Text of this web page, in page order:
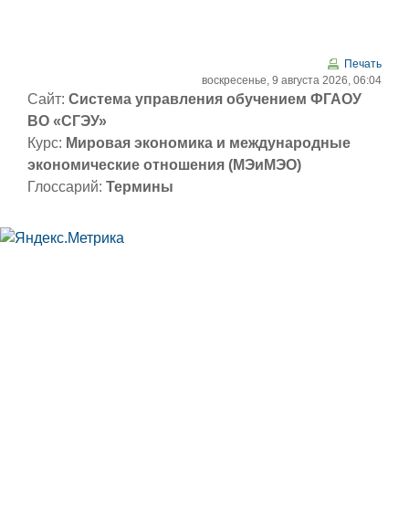
Печать
воскресенье, 9 августа 2026, 06:04
Сайт: Система управления обучением ФГАОУ
ВО «СГЭУ»
Курс: Мировая экономика и международные
экономические отношения (МЭиМЭО)
Глоссарий: Термины